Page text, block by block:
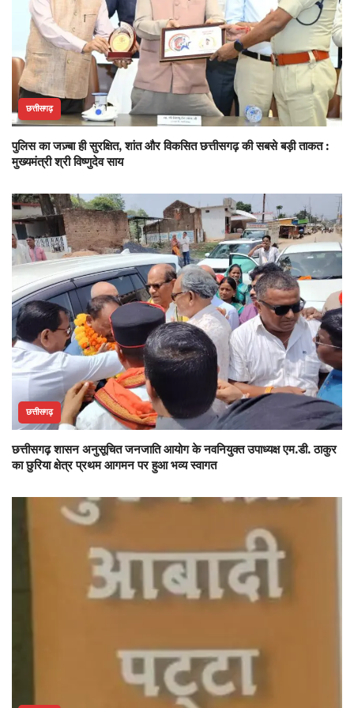
छत्तीसगढ़
पुलिस का जज़्बा ही सुरक्षित, शांत और विकसित छत्तीसगढ़ की सबसे बड़ी ताकत :
मुख्यमंत्री श्री विष्णुदेव साय
छत्तीसगढ़
छत्तीसगढ़ शासन अनुसूचित जनजाति आयोग के नवनियुक्त उपाध्यक्ष एम.डी. ठाकुर
का छुरिया क्षेत्र प्रथम आगमन पर हुआ भव्य स्वागत